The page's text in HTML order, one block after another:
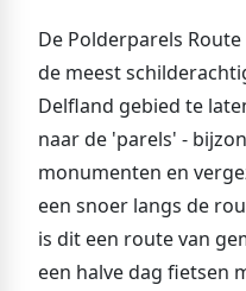
De Polderparels
de meest
Delfland gebied te
naar de 'parels' -
monumenten en
een snoer langs de
is dit een route van
een halve dag fietsen